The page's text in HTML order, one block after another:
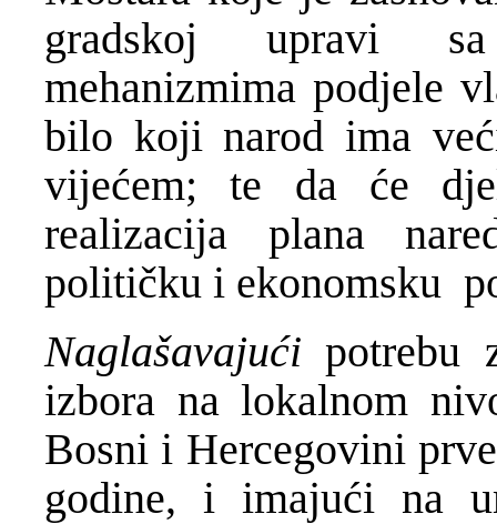
gradskoj upravi sa
mehanizmima podjele
bilo koji narod ima
vijećem; te da će
realizacija plana
političku i ekonomsku
Naglašavajućipotrebu
izbora na lokalnom
Bosni i Hercegovini
godine, i imajući na